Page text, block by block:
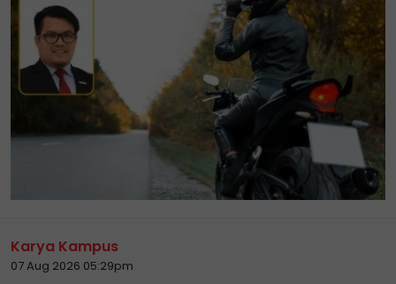
Karya Kampus
07 Aug 2026 05:29pm